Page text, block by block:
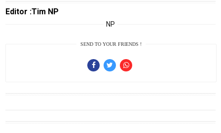
Editor :Tim NP
NP
SEND TO YOUR FRIENDS !
Automotive